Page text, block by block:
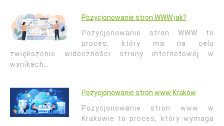
Pozycjonowanie stron WWW jak?
Pozycjonowanie stron WWW to
proces, który ma na celu
zwiększenie widoczności strony internetowej w
wynikach…
Pozycjonowanie stron www Kraków
Pozycjonowanie stron www w
Krakowie to proces, który wymaga